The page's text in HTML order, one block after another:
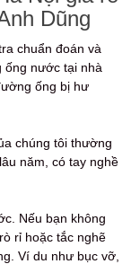
Dũng
chuẩn đoán và
ống nước tại nhà
ống bị hư
chúng tôi thường
năm, có tay nghề
Nếu bạn không
rỉ hoặc tắc nghẽ
Ví du như bục vỡ,